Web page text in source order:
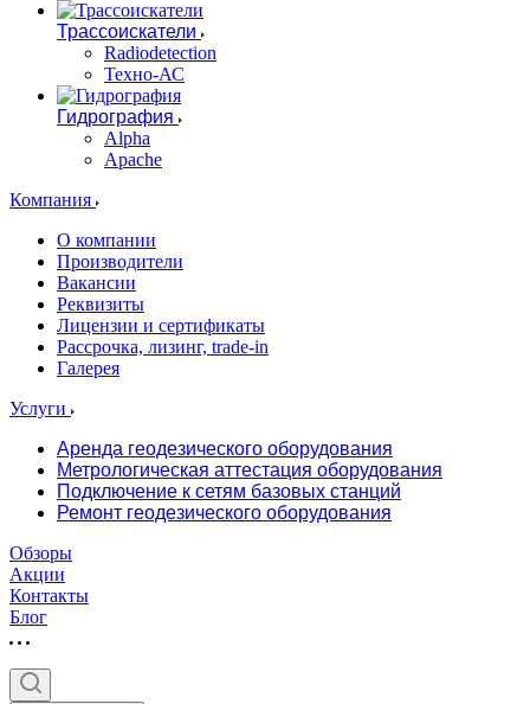
Трассоискатели
Radiodetection
Техно-АС
Гидрография
Alpha
Apache
Компания
О компании
Производители
Вакансии
Реквизиты
Лицензии и сертификаты
Рассрочка, лизинг, trade-in
Галерея
Услуги
Аренда геодезического оборудования
Метрологическая аттестация оборудования
Подключение к сетям базовых станций
Ремонт геодезического оборудования
Обзоры
Акции
Контакты
Блог